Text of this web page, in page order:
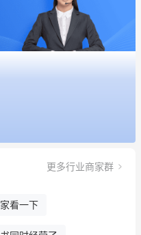
更多行业商家群
看一下
同时经营了